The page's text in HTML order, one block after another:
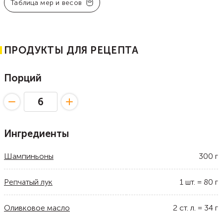
Таблица мер и весов
ПРОДУКТЫ ДЛЯ РЕЦЕПТА
Порций
Ингредиенты
Шампиньоны 300 г
Репчатый лук 1 шт. = 80 г
Оливковое масло 2 ст. л. = 34 г